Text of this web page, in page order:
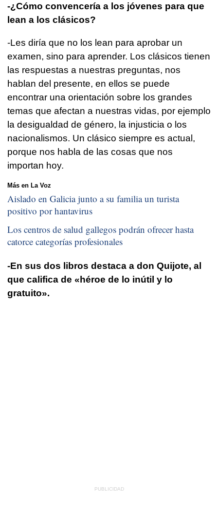
-¿Cómo convencería a los jóvenes para que
lean a los clásicos?
-Les diría que no los lean para aprobar un
examen, sino para aprender. Los clásicos tienen
las respuestas a nuestras preguntas, nos
hablan del presente, en ellos se puede
encontrar una orientación sobre los grandes
temas que afectan a nuestras vidas, por ejemplo
la desigualdad de género, la injusticia o los
nacionalismos. Un clásico siempre es actual,
porque nos habla de las cosas que nos
importan hoy.
Más en La Voz
Aislado en Galicia junto a su familia un turista
positivo por hantavirus
Los centros de salud gallegos podrán ofrecer hasta
catorce categorías profesionales
-En sus dos libros destaca a don Quijote, al
que califica de «héroe de lo inútil y lo
gratuito».